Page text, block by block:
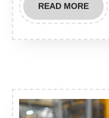
READ MOREREAD
MORE